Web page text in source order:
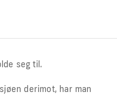
seg til.
derimot, har man